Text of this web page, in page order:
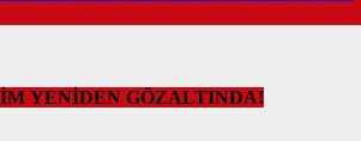
YENİDEN GÖZALTINDA!